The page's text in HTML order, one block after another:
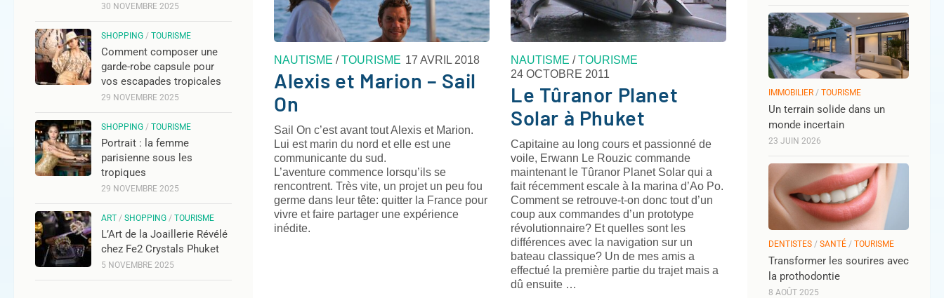
NAUTISME /TOURISME 17 AVRIL 2018
Alexis et Marion – Sail
On
Sail On c’est avant tout Alexis et Marion.
Lui est marin du nord et elle est une
communicante du sud.
L’aventure commence lorsqu’ils se
rencontrent. Très vite, un projet un peu fou
germe dans leur tête: quitter la France pour
vivre et faire partager une expérience
inédite.
NAUTISME /TOURISME
24 OCTOBRE 2011
Le Tûranor Planet
Solar à Phuket
Capitaine au long cours et passionné de
voile, Erwann Le Rouzic commande
maintenant le Tûranor Planet Solar qui a
fait récemment escale à la marina d’Ao Po.
Comment se retrouve-t-on donc tout d’un
coup aux commandes d’un prototype
révolutionnaire? Et quelles sont les
différences avec la navigation sur un
bateau classique? Un de mes amis a
effectué la première partie du trajet mais a
dû ensuite …
30 NOVEMBRE 2025
SHOPPING / TOURISME
Comment composer une
garde-robe capsule pour
vos escapades tropicales
29 NOVEMBRE 2025
SHOPPING / TOURISME
Portrait : la femme
parisienne sous les
tropiques
29 NOVEMBRE 2025
ART / SHOPPING / TOURISME
L’Art de la Joaillerie Révélé
chez Fe2 Crystals Phuket
5 NOVEMBRE 2025
IMMOBILIER / TOURISME
Un terrain solide dans un
monde incertain
23 JUIN 2026
DENTISTES / SANTÉ / TOURISME
Transformer les sourires avec
la prothodontie
8 AOÛT 2025